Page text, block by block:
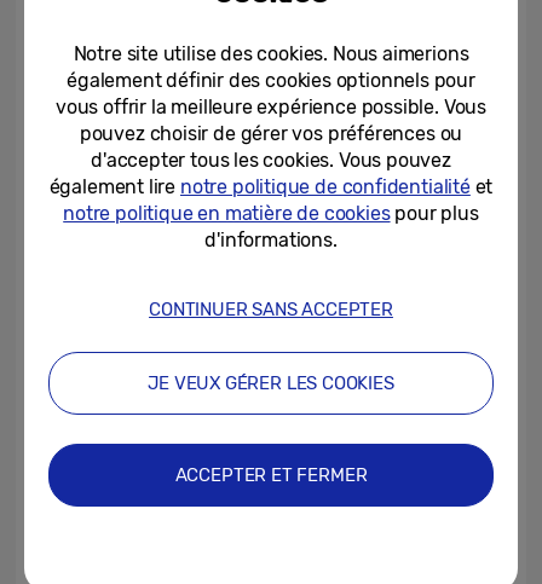
photo macro de 2 MP vous permet de
prendre des photos très détaillées.
Un design remarquable
Grâce à leur forme élancée, les Galaxy A12
et A02s épousent parfaitement la
tous deux disponibles en blanc et en noir,
tandis que le Galaxy A12 est aussi disponible
la plateforme sécurité Knox de Samsung et
d’un capteur d’empreintes digitales sur le
Notre site utilise des cookies. Nous aimerions
également définir des cookies optionnels pour
vous offrir la meilleure expérience possible. Vous
pouvez choisir de gérer vos préférences ou
d'accepter tous les cookies. Vous pouvez
également lire notre politique de confidentialitéet
notre politique en matière de cookiespour plus
d'informations.
CONTINUER SANS ACCEPTER
JE VEUX GÉRER LES COOKIES
ACCEPTER ET FERMER